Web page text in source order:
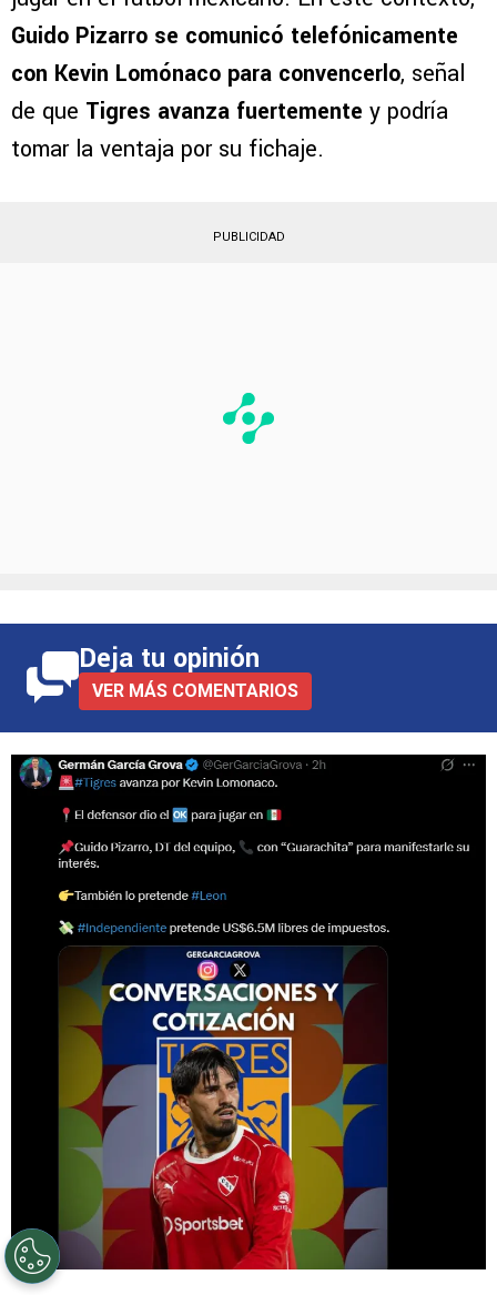
Guido Pizarro se comunicó telefónicamente
con Kevin Lomónaco para convencerlo, señal
de que Tigres avanza fuertemente y podría
tomar la ventaja por su fichaje.
PUBLICIDAD
Deja tu opinión
VER MÁS COMENTARIOS